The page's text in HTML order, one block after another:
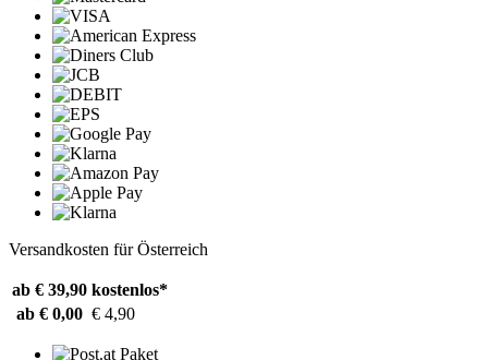
Versandkosten für Österreich
ab € 39,90 kostenlos*
ab € 0,00 € 4,90